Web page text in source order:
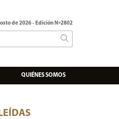
de 2026- Edición Nº2802
QUIÉNES SOMOS